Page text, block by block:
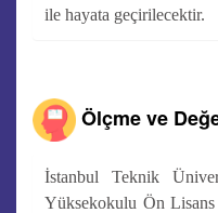
ile hayata geçirilecektir.
Ölçme ve
İstanbul Teknik
Yüksekokulu Ön